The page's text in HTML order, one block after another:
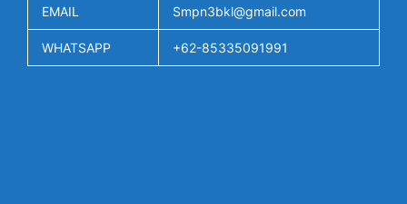
EMAIL Smpn3bkl@gmail.com
WHATSAPP +62-85335091991